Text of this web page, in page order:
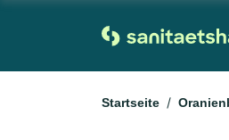
Startseite